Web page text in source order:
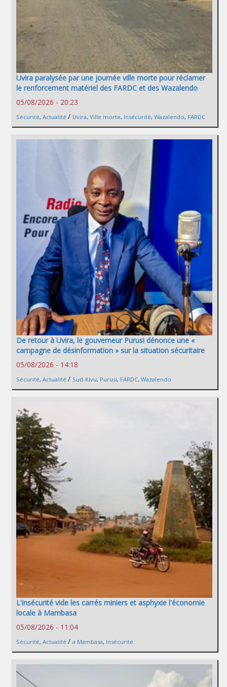
Uvira paralysée par une journée ville morte pour réclamer
le renforcement matériel des FARDC et des Wazalendo
05/08/2026 - 20:23
Sécurité, Actualité / Uvira, Ville morte, Insécurité, Wazalendo, FARDC
De retour à Uvira, le gouverneur Purusi dénonce une «
campagne de désinformation » sur la situation sécuritaire
05/08/2026 - 14:18
Sécurité, Actualité / Sud-Kivu, Purusi, FARDC, Wazalendo
L'insécurité vide les carrés miniers et asphyxie l'économie
locale à Mambasa
05/08/2026 - 11:04
Sécurité, Actualité / a Mambasa, Insécurité